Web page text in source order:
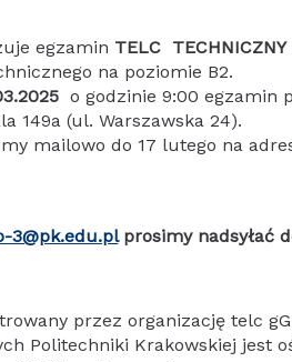
egzamin TELC TECHNICZNY
na poziomie B2.
o godzinie 9:00 egzamin
149a (ul. Warszawska 24).
mailowo do 17 lutego na
3@pk.edu.plprosimy nadsyłać
przez organizację telc
Politechniki Krakowskiej jest